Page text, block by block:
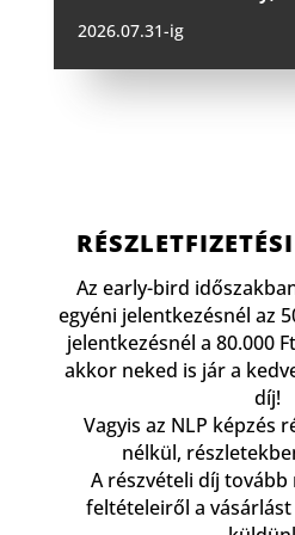
2026.07.31-ig
Az early-bird
egyéni jelentkezésnél az
jelentkezésnél a 80.000
akkor neked is jár a
díj!
Vagyis az NLP képzés
nélkül,
A részvételi díj
feltételeiről a